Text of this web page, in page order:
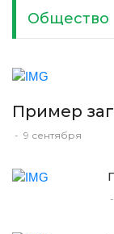
Общество
Пример
- 9 сентября
-